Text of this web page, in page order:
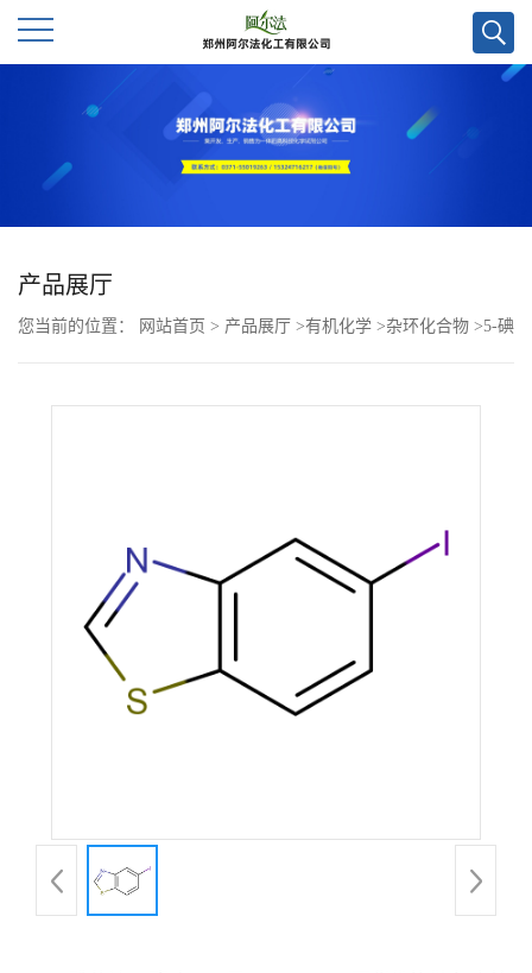
公
产品展厅
您当前的位置： 网站首页 > 产品展厅 >有机化学 >杂环化合物 >5-碘